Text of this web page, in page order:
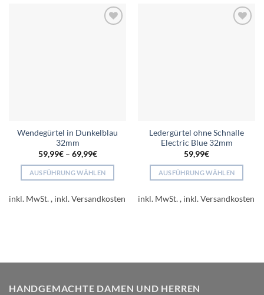
Wendegürtel in Dunkelblau
32mm
59,99€– 69,99€
AUSFÜHRUNG WÄHLEN
Produkt
können
inkl. MwSt.
Ledergürtel ohne Schnalle
Electric Blue 32mm
59,99€
AUSFÜHRUNG WÄHLEN
Produkt
können
inkl. MwSt.
HANDGEMACHTE DAMEN UND HERREN